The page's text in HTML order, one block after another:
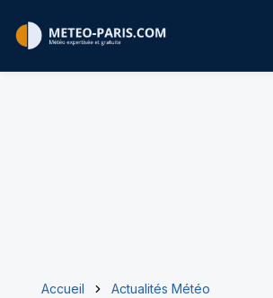
Accueil
Actualités Météo